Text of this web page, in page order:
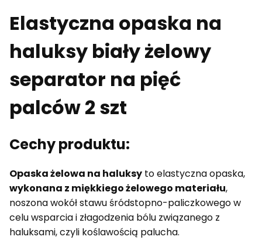
Elastyczna opaska na
haluksy biały żelowy
separator na pięć
palców 2 szt
Cechy produktu:
Opaska żelowa na haluksy to elastyczna opaska,
wykonana z miękkiego żelowego materiału,
noszona wokół stawu śródstopno-paliczkowego w
celu wsparcia i złagodzenia bólu związanego z
haluksami, czyli koślawością palucha.